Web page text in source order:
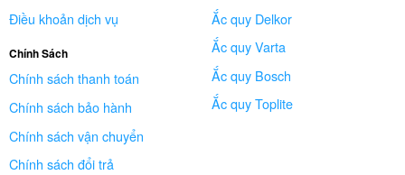
Điều khoản dịch vụ
Chính Sách
Chính sách thanh toán
Chính sách bảo hành
Chính sách vận chuyển
Chính sách đổi trả
Ắc quy Delkor
Ắc quy Varta
Ắc quy Bosch
Ắc quy Toplite